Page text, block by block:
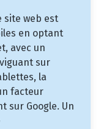
site web est
en optant
avec un
sur
la
facteur
sur Google. Un